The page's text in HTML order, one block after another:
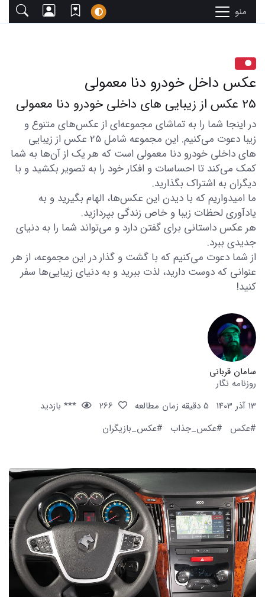
منو
عکس داخل خودرو دنا معمولی
25 عکس از زیبایی های داخلی خودرو دنا معمولی
در اینجا شما را به تماشای مجموعه‌ای از عکس‌های متنوع و
زیبا دعوت می‌کنیم. این مجموعه شامل 25 عکس از زیبایی
های داخلی خودرو دنا معمولی است که هر یک از آن‌ها به شما
کمک می‌کند تا احساسات و افکار خود را به تصویر بکشید و با
دیگران به اشتراک بگذارید.
ما امیدواریم که با دیدن این عکس‌ها، الهام بگیرید و به
یادآوری لحظات زیبا و خاص زندگی بپردازید.
هر عکس داستانی برای گفتن دارد و می‌تواند شما را به دنیای
جدیدی ببرد.
از شما دعوت می‌کنیم که با گشت و گذار در این مجموعه، از هر
عنوانی که دوست دارید، لذت ببرید و به دنیای زیبایی‌ها سفر
کنید!
سامان قربانی
روزنامه نگار
13 آذر 1403
5 دقیقه زمان مطالعه
*** بازدید
#عکس
#عکس_جذاب #عکس_بازیگران